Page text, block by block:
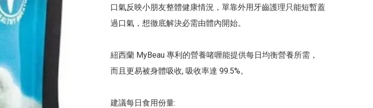
口氣反映小朋友整體健康情況，單靠外用牙齒護理只能短暫蓋
過口氣，想徹底解決必需由體內開始。
紐西蘭 MyBeau 專利的營養啫喱能提供每日均衡營養所需，
而且更易被身體吸收, 吸收率達 99.5%。
建議每日食用份量: